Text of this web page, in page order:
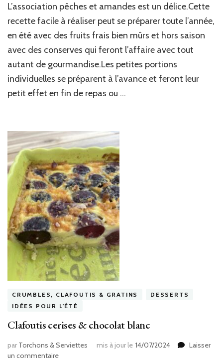
de
pêches
la
crème
vanillée
L’association pêches et amandes est un délice.Cette
recette facile à réaliser peut se préparer toute l’année,
en été avec des fruits frais bien mûrs et hors saison
avec des conserves qui feront l’affaire avec tout
autant de gourmandise.Les petites portions
individuelles se préparent à l’avance et feront leur
petit effet en fin de repas ou …
CRUMBLES, CLAFOUTIS & GRATINS
DESSERTS
IDÉES POUR L'ÉTÉ
Clafoutis cerises & chocolat blanc
par Torchons & Serviettes mis à jour le 14/07/2024
Laisser
un commentairesur